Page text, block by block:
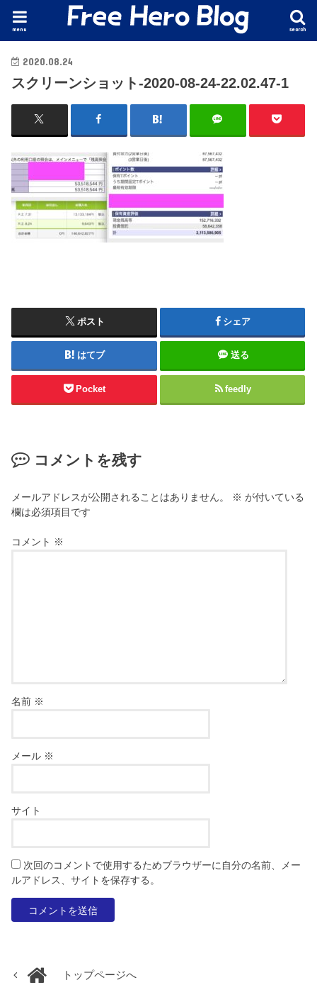
search
menu
2020.08.24
スクリーンショット-2020-08-24-22.02.47-1
ポスト シェア
はてブ 送る
Pocket feedly
コメントを残す
メールアドレスが公開されることはありません。 ※ が付いている
欄は必須項目です
コメント ※
名前 ※
メール ※
サイト
次回のコメントで使用するためブラウザーに自分の名前、メー
ルアドレス、サイトを保存する。
トップページへ